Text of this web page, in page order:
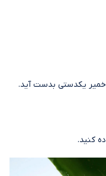
خمیر یکدستی بدست آید.
کنید.